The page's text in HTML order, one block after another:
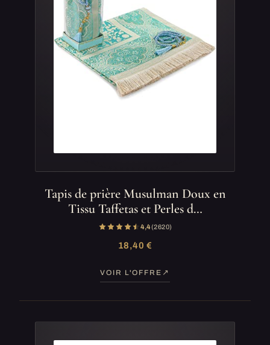
Tapis de prière Musulman Doux en
Tissu Taffetas et Perles d…
4,4(2 620)
18,40 €
VOIR L'OFFRE